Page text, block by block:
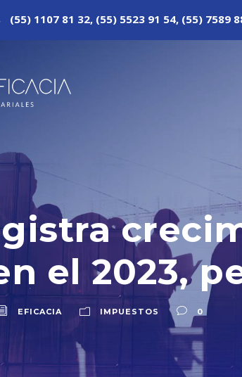
(55) 1107 81 32, (55) 5523 91 54, (55) 7589
el 2023,
EFICACIA IMPUESTOS 0